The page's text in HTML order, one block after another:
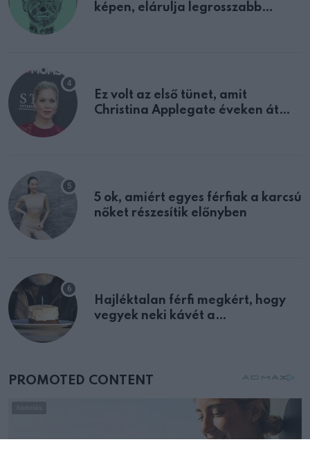
képen, elárulja legrosszabb
Ez volt az első tünet, amit
Christina Applegate éveken át
5 ok, amiért egyes férfiak a karcsú
nőket részesítik előnyben
Hajléktalan férfi megkért, hogy
vegyek neki kávét a